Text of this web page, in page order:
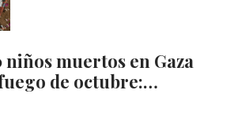
muertos en Gaza
de octubre:…